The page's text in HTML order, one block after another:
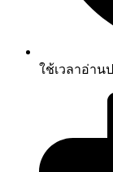
ใช้เวลาอ่าน